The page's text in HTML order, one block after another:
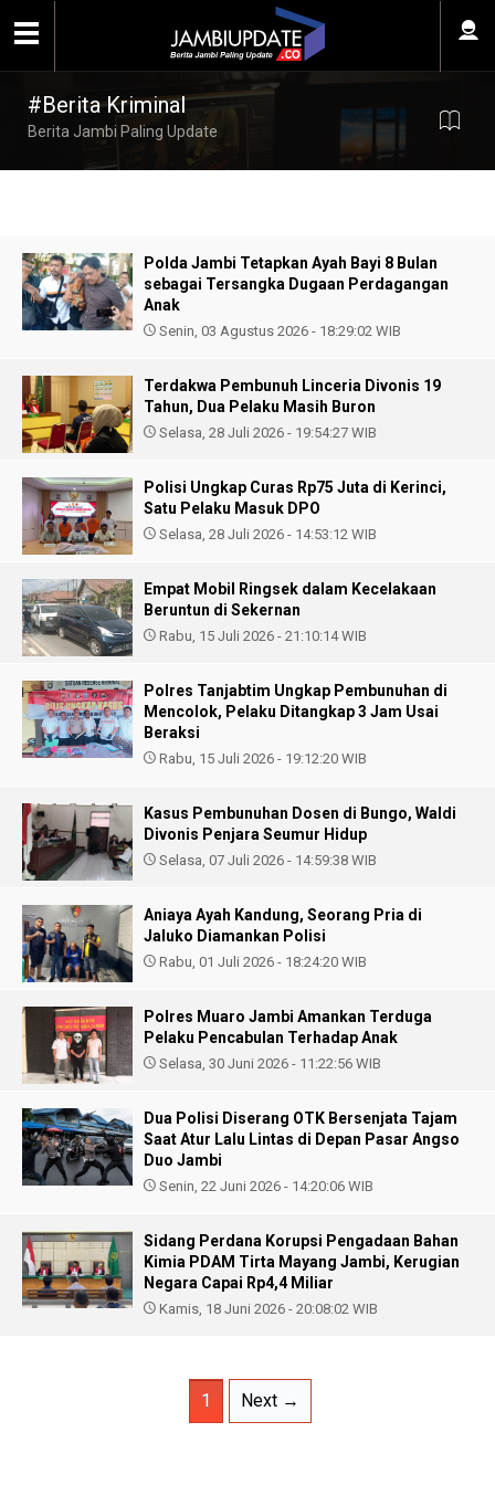
#Berita Kriminal
Berita Jambi Paling Update
Polda Jambi Tetapkan Ayah Bayi 8 Bulan
sebagai Tersangka Dugaan Perdagangan
Anak
Senin, 03 Agustus 2026 - 18:29:02 WIB
Terdakwa Pembunuh Linceria Divonis 19
Tahun, Dua Pelaku Masih Buron
Selasa, 28 Juli 2026 - 19:54:27 WIB
Polisi Ungkap Curas Rp75 Juta di Kerinci,
Satu Pelaku Masuk DPO
Selasa, 28 Juli 2026 - 14:53:12 WIB
Empat Mobil Ringsek dalam Kecelakaan
Beruntun di Sekernan
Rabu, 15 Juli 2026 - 21:10:14 WIB
Polres Tanjabtim Ungkap Pembunuhan di
Mencolok, Pelaku Ditangkap 3 Jam Usai
Beraksi
Rabu, 15 Juli 2026 - 19:12:20 WIB
Kasus Pembunuhan Dosen di Bungo, Waldi
Divonis Penjara Seumur Hidup
Selasa, 07 Juli 2026 - 14:59:38 WIB
Aniaya Ayah Kandung, Seorang Pria di
Jaluko Diamankan Polisi
Rabu, 01 Juli 2026 - 18:24:20 WIB
Polres Muaro Jambi Amankan Terduga
Pelaku Pencabulan Terhadap Anak
Selasa, 30 Juni 2026 - 11:22:56 WIB
Dua Polisi Diserang OTK Bersenjata Tajam
Saat Atur Lalu Lintas di Depan Pasar Angso
Duo Jambi
Senin, 22 Juni 2026 - 14:20:06 WIB
Sidang Perdana Korupsi Pengadaan Bahan
Kimia PDAM Tirta Mayang Jambi, Kerugian
Negara Capai Rp4,4 Miliar
Kamis, 18 Juni 2026 - 20:08:02 WIB
1 Next →